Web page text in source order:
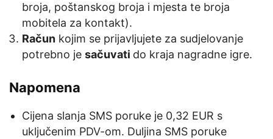
broja, poštanskog broja i mjesta te broja
mobitela za kontakt).
Račun kojim se prijavljujete za sudjelovanje
potrebno je sačuvati do kraja nagradne igre.
Napomena
Cijena slanja SMS poruke je 0,32 EUR s
uključenim PDV-om. Duljina SMS poruke